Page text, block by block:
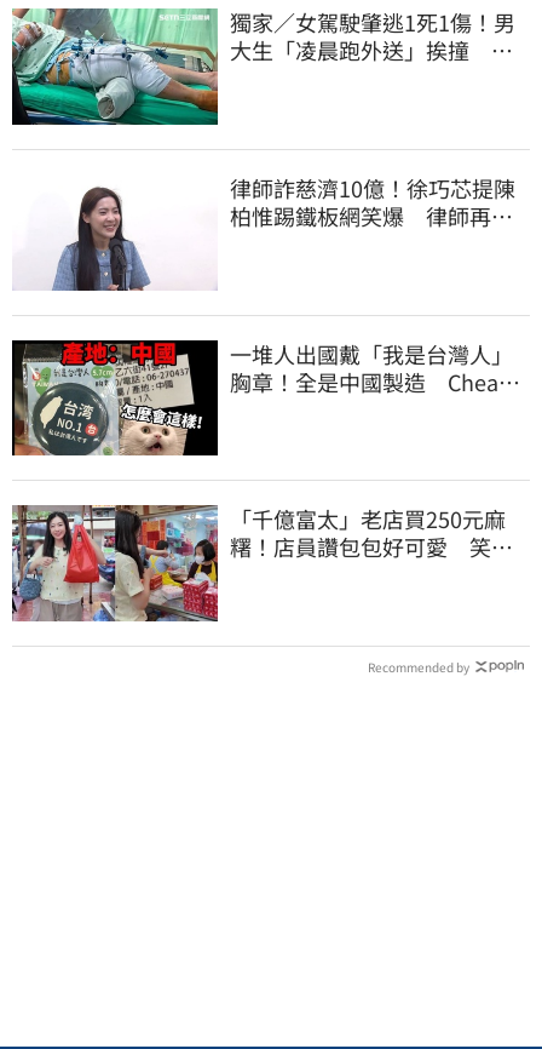
獨家／女駕駛肇逃1死1傷！男
大生「凌晨跑外送」挨撞 媽
律師詐慈濟10億！徐巧芯提陳
柏惟踢鐵板網笑爆 律師再曬1
一堆人出國戴「我是台灣人」
胸章！全是中國製造 Cheap
「千億富太」老店買250元麻
糬！店員讚包包好可愛 笑
Recommended by